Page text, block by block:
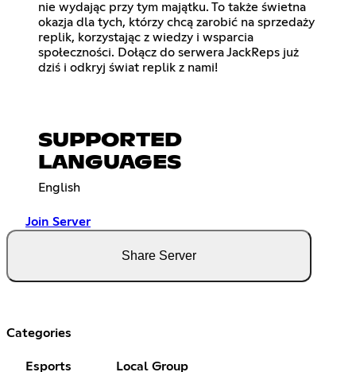
nie wydając przy tym majątku. To także świetna
okazja dla tych, którzy chcą zarobić na sprzedaży
replik, korzystając z wiedzy i wsparcia
społeczności. Dołącz do serwera JackReps już
dziś i odkryj świat replik z nami!
SUPPORTED
LANGUAGES
English
Join Server
Share Server
Categories
Esports Local Group